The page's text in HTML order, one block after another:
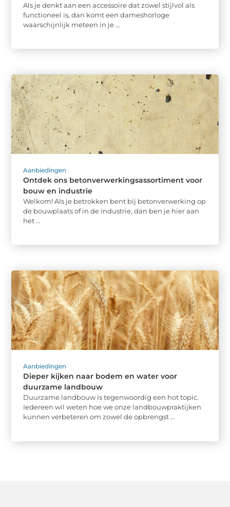
Als je denkt aan een accessoire dat zowel stijlvol als
functioneel is, dan komt een dameshorloge
waarschijnlijk meteen in je ...
Aanbiedingen
Ontdek ons betonverwerkingsassortiment voor
bouw en industrie
Welkom! Als je betrokken bent bij betonverwerking op
de bouwplaats of in de industrie, dan ben je hier aan
het ...
Aanbiedingen
Dieper kijken naar bodem en water voor
duurzame landbouw
Duurzame landbouw is tegenwoordig een hot topic.
Iedereen wil weten hoe we onze landbouwpraktijken
kunnen verbeteren om zowel de opbrengst ...